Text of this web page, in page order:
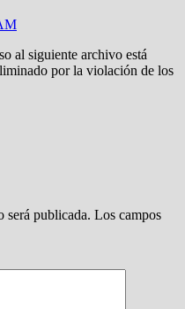
al siguiente archivo está
por la violación de los
será publicada. Los campos